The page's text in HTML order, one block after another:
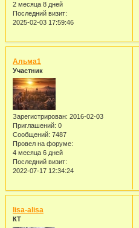
2 месяца 8 дней
Последний визит:
2025-02-03 17:59:46
Альма1
Участник
Зарегистрирован: 2016-02-03
Приглашений: 0
Сообщений: 7487
Провел на форуме:
4 месяца 6 дней
Последний визит:
2022-07-17 12:34:24
lisa-alisa
КТ